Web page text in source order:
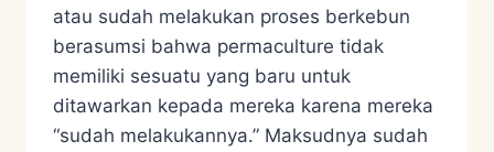
atau sudah melakukan proses berkebun
berasumsi bahwa permaculture tidak
memiliki sesuatu yang baru untuk
ditawarkan kepada mereka karena mereka
“sudah melakukannya.” Maksudnya sudah